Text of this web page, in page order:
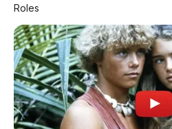
✅Honda, Yamaha, Suzuki,
✅ Proses 1 Jam Langsung ACC
✅ Syarat Cukup KTP & KK
AMBIL
Roles